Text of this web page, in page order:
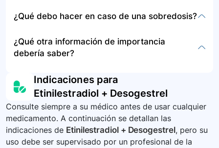
cuerpo, problemas con la visión, sangrados
cuerpo, dolor en el pecho. Si presenta alguno,
consulte de inmediato con su médico.
el almacenamiento o disposición. Generalmente,
original, cerrado herméticamente y fuera del
alcance de los niños. Deseche de manera
farmacia local o médico.
¿Qué debo hacer en caso de una sobredosis?
de emergencia o contacte inmediatamente a los
servicios de intoxicación para recibir
¿Qué otra información de importancia
debería saber?
riesgo de tromboembolismo asociado a los
anticonceptivos hormonales combinados y
reportar los eventos adversos al Programa
Nacional de Farmacovigilancia del INVIMA.
Indicaciones para
Etinilestradiol + Desogestrel
Consulte siempre a su médico antes de usar cualquier
medicamento. A continuación se detallan las
indicaciones de Etinilestradiol + Desogestrel, pero su
uso debe ser supervisado por un profesional de la